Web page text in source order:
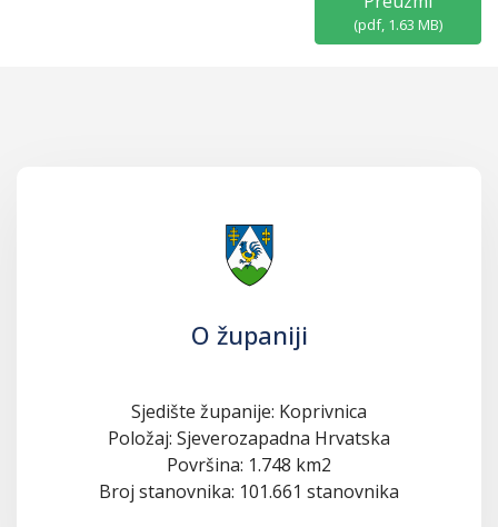
(pdf, 1.63 MB)
O županiji
Sjedište županije: Koprivnica
Položaj: Sjeverozapadna Hrvatska
Površina: 1.748 km2
Broj stanovnika: 101.661 stanovnika